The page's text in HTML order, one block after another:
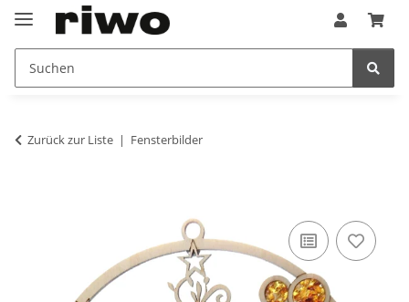
Zurück zur Liste Fensterbilder